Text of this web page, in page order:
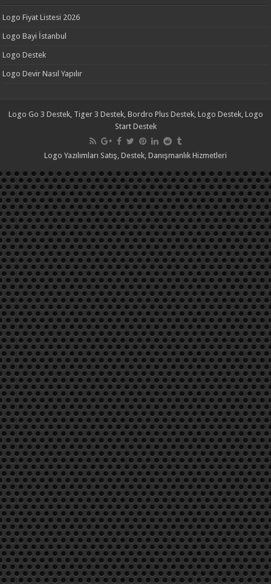
Logo Fiyat Listesi 2026
Logo Bayi İstanbul
Logo Destek
Logo Devir Nasıl Yapılır
Logo Go 3 Destek, Tiger 3 Destek, Bordro Plus Destek, Logo Destek, Logo
Start Destek
Logo Yazılımları Satış, Destek, Danışmanlık Hizmetleri